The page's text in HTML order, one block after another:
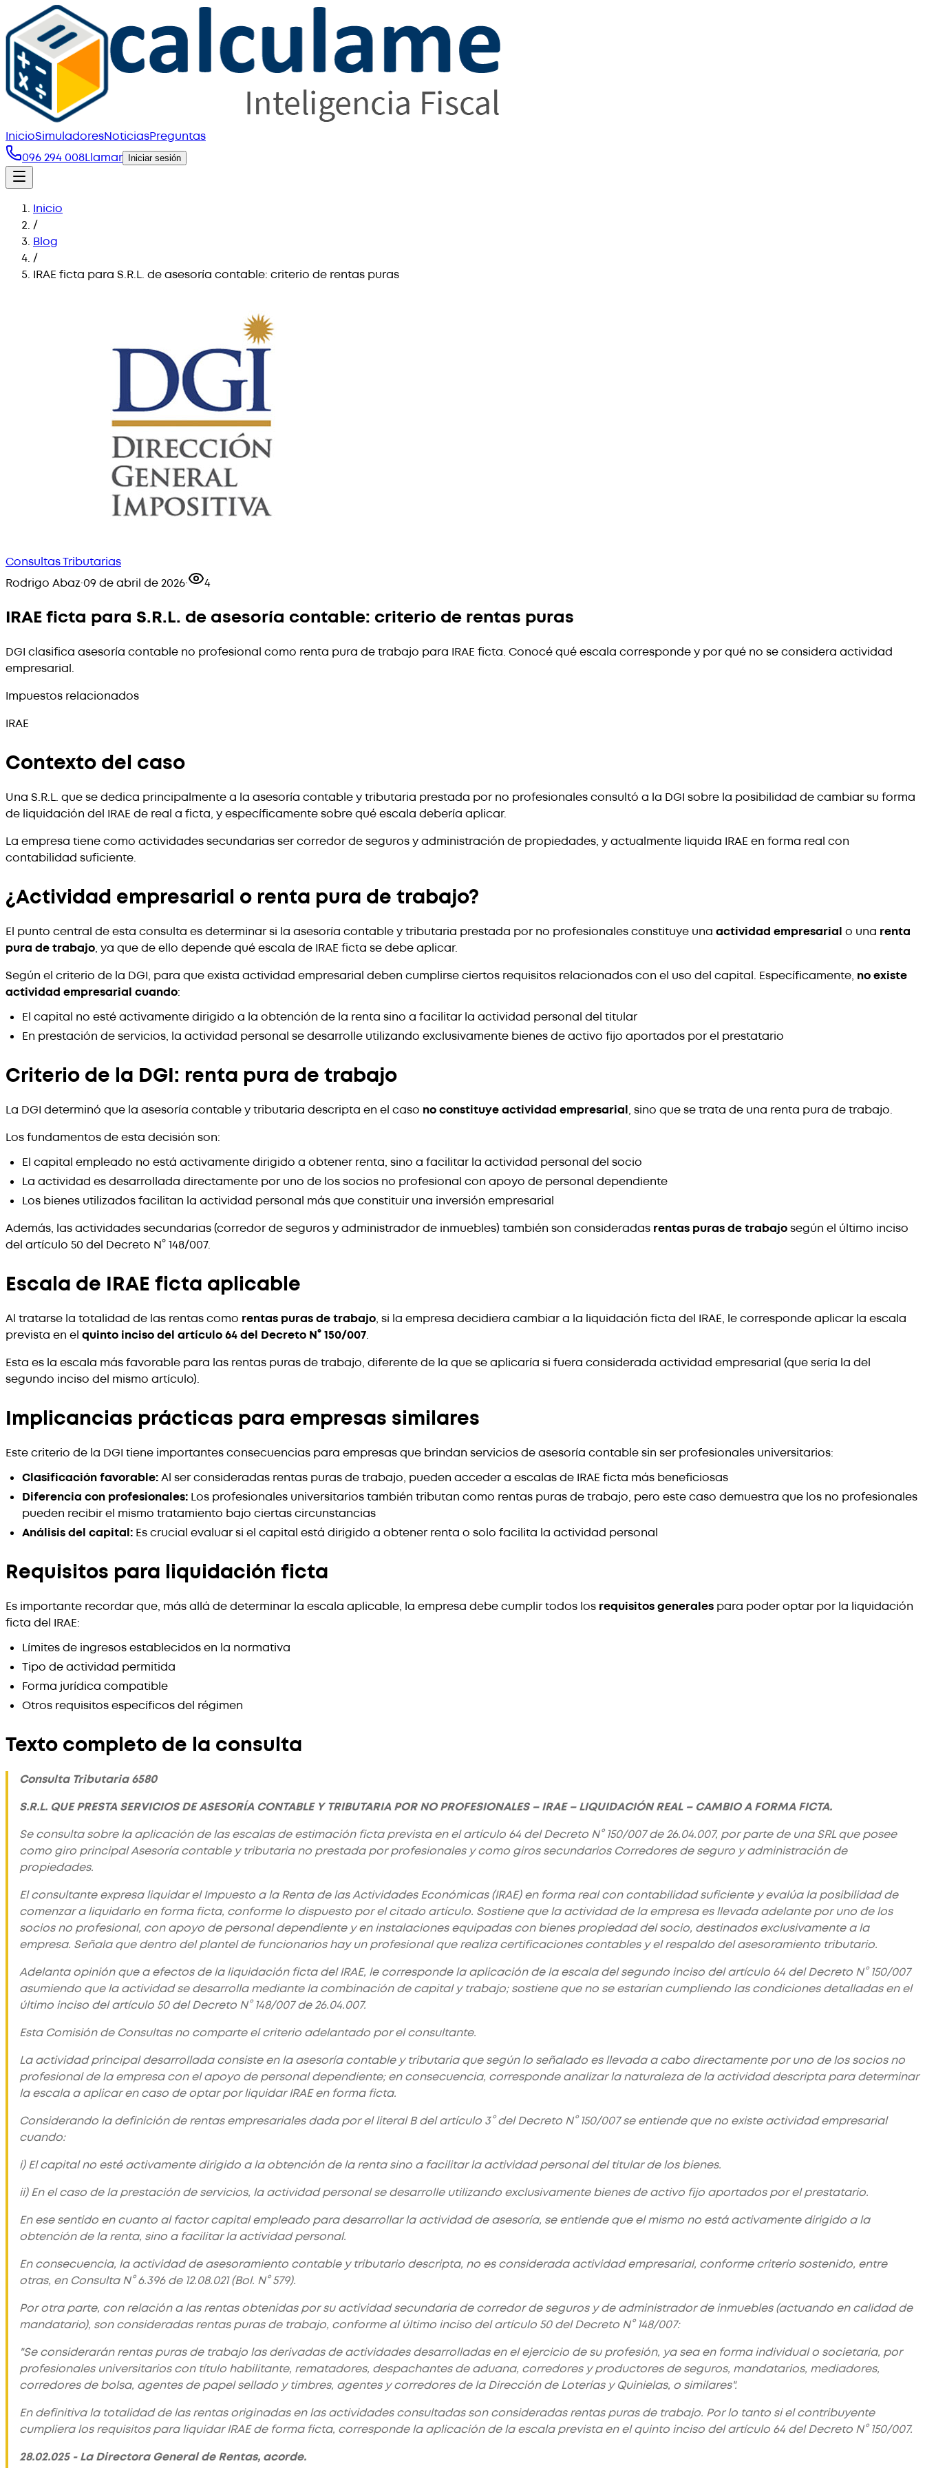
InicioSimuladoresNoticiasPreguntas
096 294 008Llamar Iniciar sesión
Inicio
/
Blog
/
IRAE ficta para S.R.L. de asesoría contable: criterio de rentas puras
Consultas Tributarias
Rodrigo Abaz·09 de abril de 2026· 4
IRAE ficta para S.R.L. de asesoría contable: criterio de rentas puras
DGI clasifica asesoría contable no profesional como renta pura de trabajo para IRAE ficta. Conocé qué escala corresponde y por qué no se considera actividad
empresarial.
Impuestos relacionados
IRAE
Contexto del caso
Una S.R.L. que se dedica principalmente a la asesoría contable y tributaria prestada por no profesionales consultó a la DGI sobre la posibilidad de cambiar su forma
de liquidación del IRAE de real a ficta, y específicamente sobre qué escala debería aplicar.
La empresa tiene como actividades secundarias ser corredor de seguros y administración de propiedades, y actualmente liquida IRAE en forma real con
contabilidad suficiente.
¿Actividad empresarial o renta pura de trabajo?
El punto central de esta consulta es determinar si la asesoría contable y tributaria prestada por no profesionales constituye una actividad empresarial o una renta
pura de trabajo, ya que de ello depende qué escala de IRAE ficta se debe aplicar.
Según el criterio de la DGI, para que exista actividad empresarial deben cumplirse ciertos requisitos relacionados con el uso del capital. Específicamente, no existe
actividad empresarial cuando:
El capital no esté activamente dirigido a la obtención de la renta sino a facilitar la actividad personal del titular
En prestación de servicios, la actividad personal se desarrolle utilizando exclusivamente bienes de activo fijo aportados por el prestatario
Criterio de la DGI: renta pura de trabajo
La DGI determinó que la asesoría contable y tributaria descripta en el caso no constituye actividad empresarial, sino que se trata de una renta pura de trabajo.
Los fundamentos de esta decisión son:
El capital empleado no está activamente dirigido a obtener renta, sino a facilitar la actividad personal del socio
La actividad es desarrollada directamente por uno de los socios no profesional con apoyo de personal dependiente
Los bienes utilizados facilitan la actividad personal más que constituir una inversión empresarial
Además, las actividades secundarias (corredor de seguros y administrador de inmuebles) también son consideradas rentas puras de trabajosegún el último inciso
del artículo 50 del Decreto N° 148/007.
Escala de IRAE ficta aplicable
Al tratarse la totalidad de las rentas como rentas puras de trabajo, si la empresa decidiera cambiar a la liquidación ficta del IRAE, le corresponde aplicar la escala
prevista en el quinto inciso del artículo 64 del Decreto N° 150/007.
Esta es la escala más favorable para las rentas puras de trabajo, diferente de la que se aplicaría si fuera considerada actividad empresarial (que sería la del
segundo inciso del mismo artículo).
Implicancias prácticas para empresas similares
Este criterio de la DGI tiene importantes consecuencias para empresas que brindan servicios de asesoría contable sin ser profesionales universitarios:
Clasificación favorable:Al ser consideradas rentas puras de trabajo, pueden acceder a escalas de IRAE ficta más beneficiosas
Diferencia con profesionales: Los profesionales universitarios también tributan como rentas puras de trabajo, pero este caso demuestra que los no profesionales
pueden recibir el mismo tratamiento bajo ciertas circunstancias
Análisis del capital: Es crucial evaluar si el capital está dirigido a obtener renta o solo facilita la actividad personal
Requisitos para liquidación ficta
Es importante recordar que, más allá de determinar la escala aplicable, la empresa debe cumplir todos los requisitos generales para poder optar por la liquidación
ficta del IRAE:
Límites de ingresos establecidos en la normativa
Tipo de actividad permitida
Forma jurídica compatible
Otros requisitos específicos del régimen
Texto completo de la consulta
Consulta Tributaria 6580
S.R.L. QUE PRESTA SERVICIOS DE ASESORÍA CONTABLE Y TRIBUTARIA POR NO PROFESIONALES – IRAE – LIQUIDACIÓN REAL – CAMBIO A FORMA FICTA.
Se consulta sobre la aplicación de las escalas de estimación ficta prevista en el artículo 64 del Decreto N° 150/007 de 26.04.007, por parte de una SRL que posee
como giro principal Asesoría contable y tributaria no prestada por profesionales y como giros secundarios Corredores de seguro y administración de
propiedades.
El consultante expresa liquidar el Impuesto a la Renta de las Actividades Económicas (IRAE) en forma real con contabilidad suficiente y evalúa la posibilidad de
comenzar a liquidarlo en forma ficta, conforme lo dispuesto por el citado artículo. Sostiene que la actividad de la empresa es llevada adelante por uno de los
socios no profesional, con apoyo de personal dependiente y en instalaciones equipadas con bienes propiedad del socio, destinados exclusivamente a la
empresa. Señala que dentro del plantel de funcionarios hay un profesional que realiza certificaciones contables y el respaldo del asesoramiento tributario.
Adelanta opinión que a efectos de la liquidación ficta del IRAE, le corresponde la aplicación de la escala del segundo inciso del artículo 64 del Decreto N° 150/007
asumiendo que la actividad se desarrolla mediante la combinación de capital y trabajo; sostiene que no se estarían cumpliendo las condiciones detalladas en el
último inciso del artículo 50 del Decreto N° 148/007 de 26.04.007.
Esta Comisión de Consultas no comparte el criterio adelantado por el consultante.
La actividad principal desarrollada consiste en la asesoría contable y tributaria que según lo señalado es llevada a cabo directamente por uno de los socios no
profesional de la empresa con el apoyo de personal dependiente; en consecuencia, corresponde analizar la naturaleza de la actividad descripta para determinar
la escala a aplicar en caso de optar por liquidar IRAE en forma ficta.
Considerando la definición de rentas empresariales dada por el literal B del artículo 3° del Decreto N° 150/007 se entiende que no existe actividad empresarial
cuando:
i) El capital no esté activamente dirigido a la obtención de la renta sino a facilitar la actividad personal del titular de los bienes.
ii) En el caso de la prestación de servicios, la actividad personal se desarrolle utilizando exclusivamente bienes de activo fijo aportados por el prestatario.
En ese sentido en cuanto al factor capital empleado para desarrollar la actividad de asesoría, se entiende que el mismo no está activamente dirigido a la
obtención de la renta, sino a facilitar la actividad personal.
En consecuencia, la actividad de asesoramiento contable y tributario descripta, no es considerada actividad empresarial, conforme criterio sostenido, entre
otras, en Consulta N° 6.396 de 12.08.021 (Bol. N° 579).
Por otra parte, con relación a las rentas obtenidas por su actividad secundaria de corredor de seguros y de administrador de inmuebles (actuando en calidad de
mandatario), son consideradas rentas puras de trabajo, conforme al último inciso del artículo 50 del Decreto N° 148/007:
"Se considerarán rentas puras de trabajo las derivadas de actividades desarrolladas en el ejercicio de su profesión, ya sea en forma individual o societaria, por
profesionales universitarios con título habilitante, rematadores, despachantes de aduana, corredores y productores de seguros, mandatarios, mediadores,
corredores de bolsa, agentes de papel sellado y timbres, agentes y corredores de la Dirección de Loterías y Quinielas, o similares".
En definitiva la totalidad de las rentas originadas en las actividades consultadas son consideradas rentas puras de trabajo. Por lo tanto si el contribuyente
cumpliera los requisitos para liquidar IRAE de forma ficta, corresponde la aplicación de la escala prevista en el quinto inciso del artículo 64 del Decreto N° 150/007.
28.02.025 - La Directora General de Rentas, acorde.